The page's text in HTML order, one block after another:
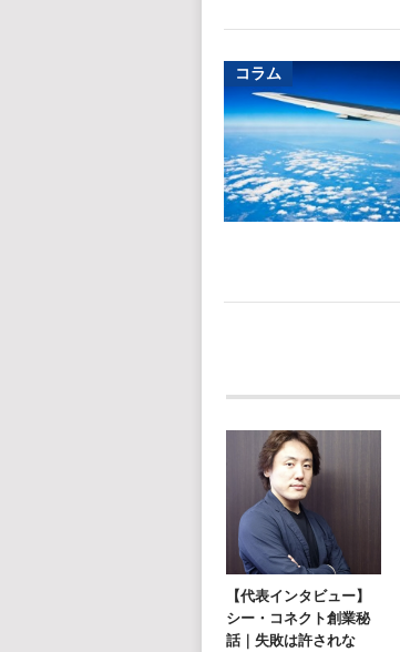
コラム
ー
シ
ョ
ン
【代表インタビュー】
シー・コネクト創業秘
話｜失敗は許されな